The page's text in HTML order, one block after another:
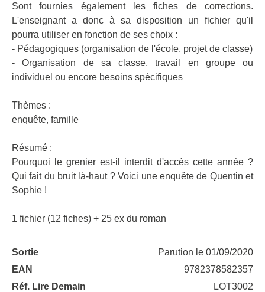
Sont fournies également les fiches de corrections.
L'enseignant a donc à sa disposition un fichier qu'il
pourra utiliser en fonction de ses choix :
- Pédagogiques (organisation de l'école, projet de classe)
- Organisation de sa classe, travail en groupe ou
individuel ou encore besoins spécifiques
Thèmes :
enquête, famille
Résumé :
Pourquoi le grenier est-il interdit d'accès cette année ?
Qui fait du bruit là-haut ? Voici une enquête de Quentin et
Sophie !
1 fichier (12 fiches) + 25 ex du roman
Sortie
Parution le 01/09/2020
EAN
9782378582357
Réf. Lire Demain
LOT3002